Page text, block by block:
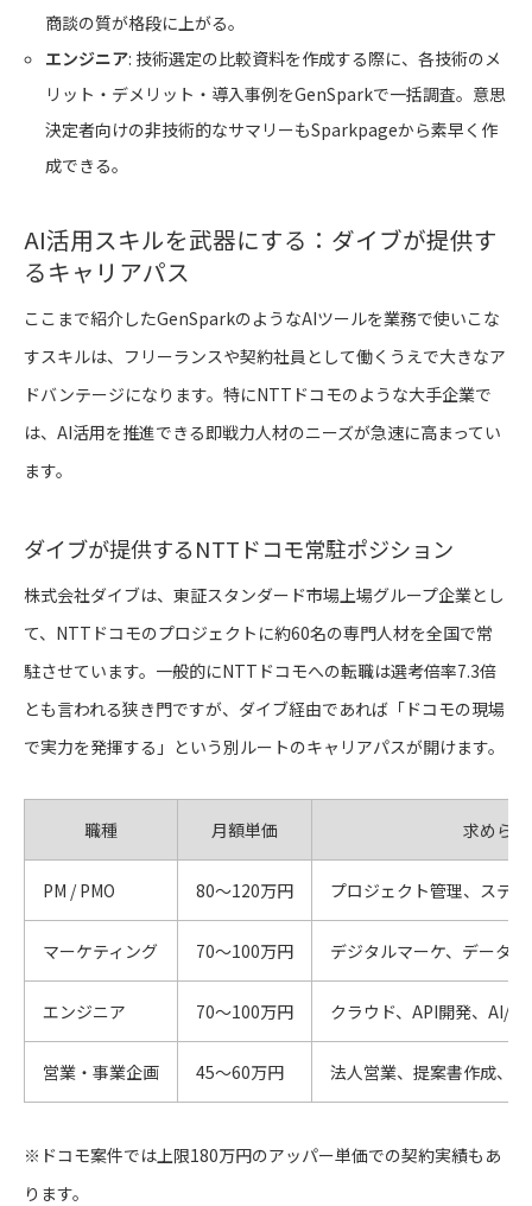
商談の質が格段に上がる。
エンジニア: 技術選定の比較資料を作成する際に、各技術のメ
リット・デメリット・導入事例をGenSparkで一括調査。意思
決定者向けの非技術的なサマリーもSparkpageから素早く作
成できる。
AI活用スキルを武器にする：ダイブが提供す
るキャリアパス
ここまで紹介したGenSparkのようなAIツールを業務で使いこな
すスキルは、フリーランスや契約社員として働くうえで大きなア
ドバンテージになります。特にNTTドコモのような大手企業で
は、AI活用を推進できる即戦力人材のニーズが急速に高まってい
ます。
ダイブが提供するNTTドコモ常駐ポジション
株式会社ダイブは、東証スタンダード市場上場グループ企業とし
て、NTTドコモのプロジェクトに約60名の専門人材を全国で常
駐させています。一般的にNTTドコモへの転職は選考倍率7.3倍
とも言われる狭き門ですが、ダイブ経由であれば「ドコモの現場
で実力を発揮する」という別ルートのキャリアパスが開けます。
職種 月額単価 求めら
PM / PMO 80〜120万円 プロジェクト管理、ステ
マーケティング 70〜100万円 デジタルマーケ、データ
エンジニア 70〜100万円 クラウド、API開発、AI/
営業・事業企画 45〜60万円 法人営業、提案書作成、
※ドコモ案件では上限180万円のアッパー単価での契約実績もあ
ります。